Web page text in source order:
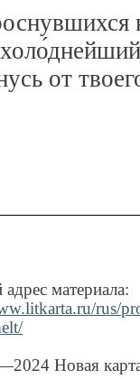
от
материала:
rus/
Новая